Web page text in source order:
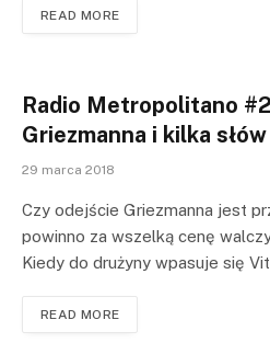
READ MORE
Radio Metropolitano
Griezmanna i kilka
29 marca 2018
Czy odejście Griezmanna jest
powinno za wszelką cenę
Kiedy do drużyny wpasuje się
READ MORE